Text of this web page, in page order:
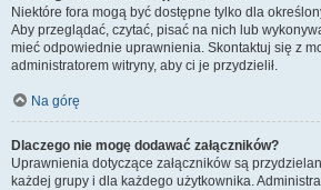
Niektóre fora mogą być dostępne tylko dla
Aby przeglądać, czytać, pisać na nich lub
mieć odpowiednie uprawnienia. Skontaktuj się z
administratorem witryny, aby ci je przydzielił.
Na górę
Dlaczego nie mogę dodawać załączników?
Uprawnienia dotyczące załączników są
każdej grupy i dla każdego użytkownika.